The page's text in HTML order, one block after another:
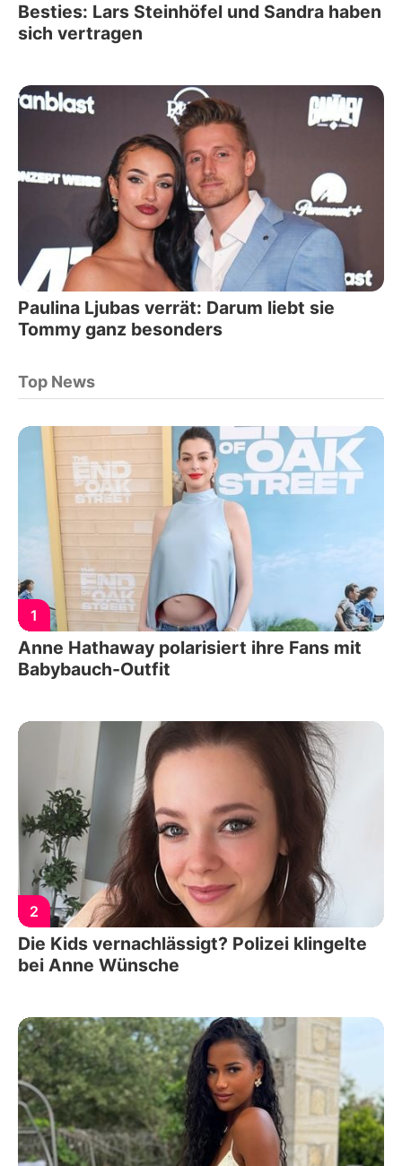
Besties: Lars Steinhöfel und Sandra haben
sich vertragen
Paulina Ljubas verrät: Darum liebt sie
Tommy ganz besonders
Top News
1
Anne Hathaway polarisiert ihre Fans mit
Babybauch-Outfit
2
Die Kids vernachlässigt? Polizei klingelte
bei Anne Wünsche